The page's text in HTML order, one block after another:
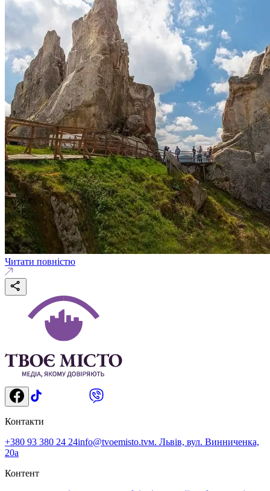
Читати повністю
Контакти
+380 93 380 24 24info@tvoemisto.tvм. Львів, вул. Винниченка,
20а
Контент